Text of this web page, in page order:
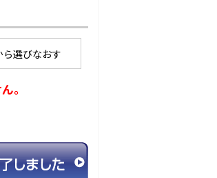
ら選びなおす
。